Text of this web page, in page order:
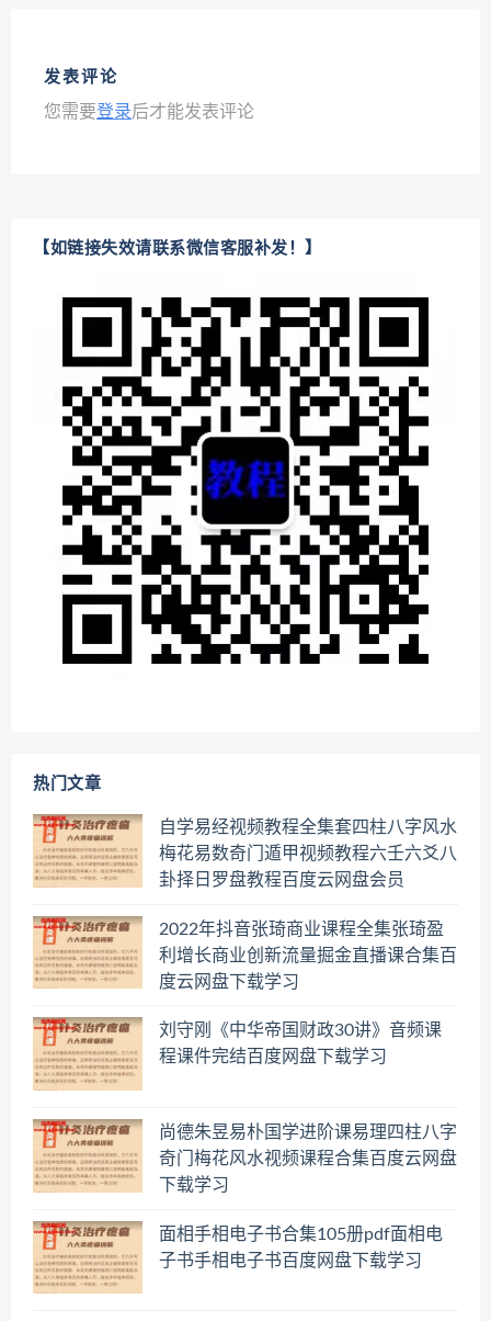
发表评论
您需要登录后才能发表评论
【如链接失效请联系微信客服补发！】
热门文章
自学易经视频教程全集套四柱八字风水
梅花易数奇门遁甲视频教程六壬六爻八
卦择日罗盘教程百度云网盘会员
2022年抖音张琦商业课程全集张琦盈
利增长商业创新流量掘金直播课合集百
度云网盘下载学习
刘守刚《中华帝国财政30讲》音频课
程课件完结百度网盘下载学习
尚德朱昱易朴国学进阶课易理四柱八字
奇门梅花风水视频课程合集百度云网盘
下载学习
面相手相电子书合集105册pdf面相电
子书手相电子书百度网盘下载学习